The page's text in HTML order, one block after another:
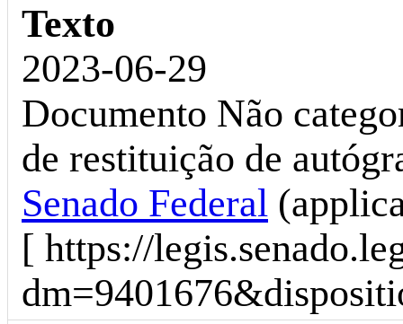
Texto
2023-06-29
Documento Não
de restituição de
Senado Federal
[ https://